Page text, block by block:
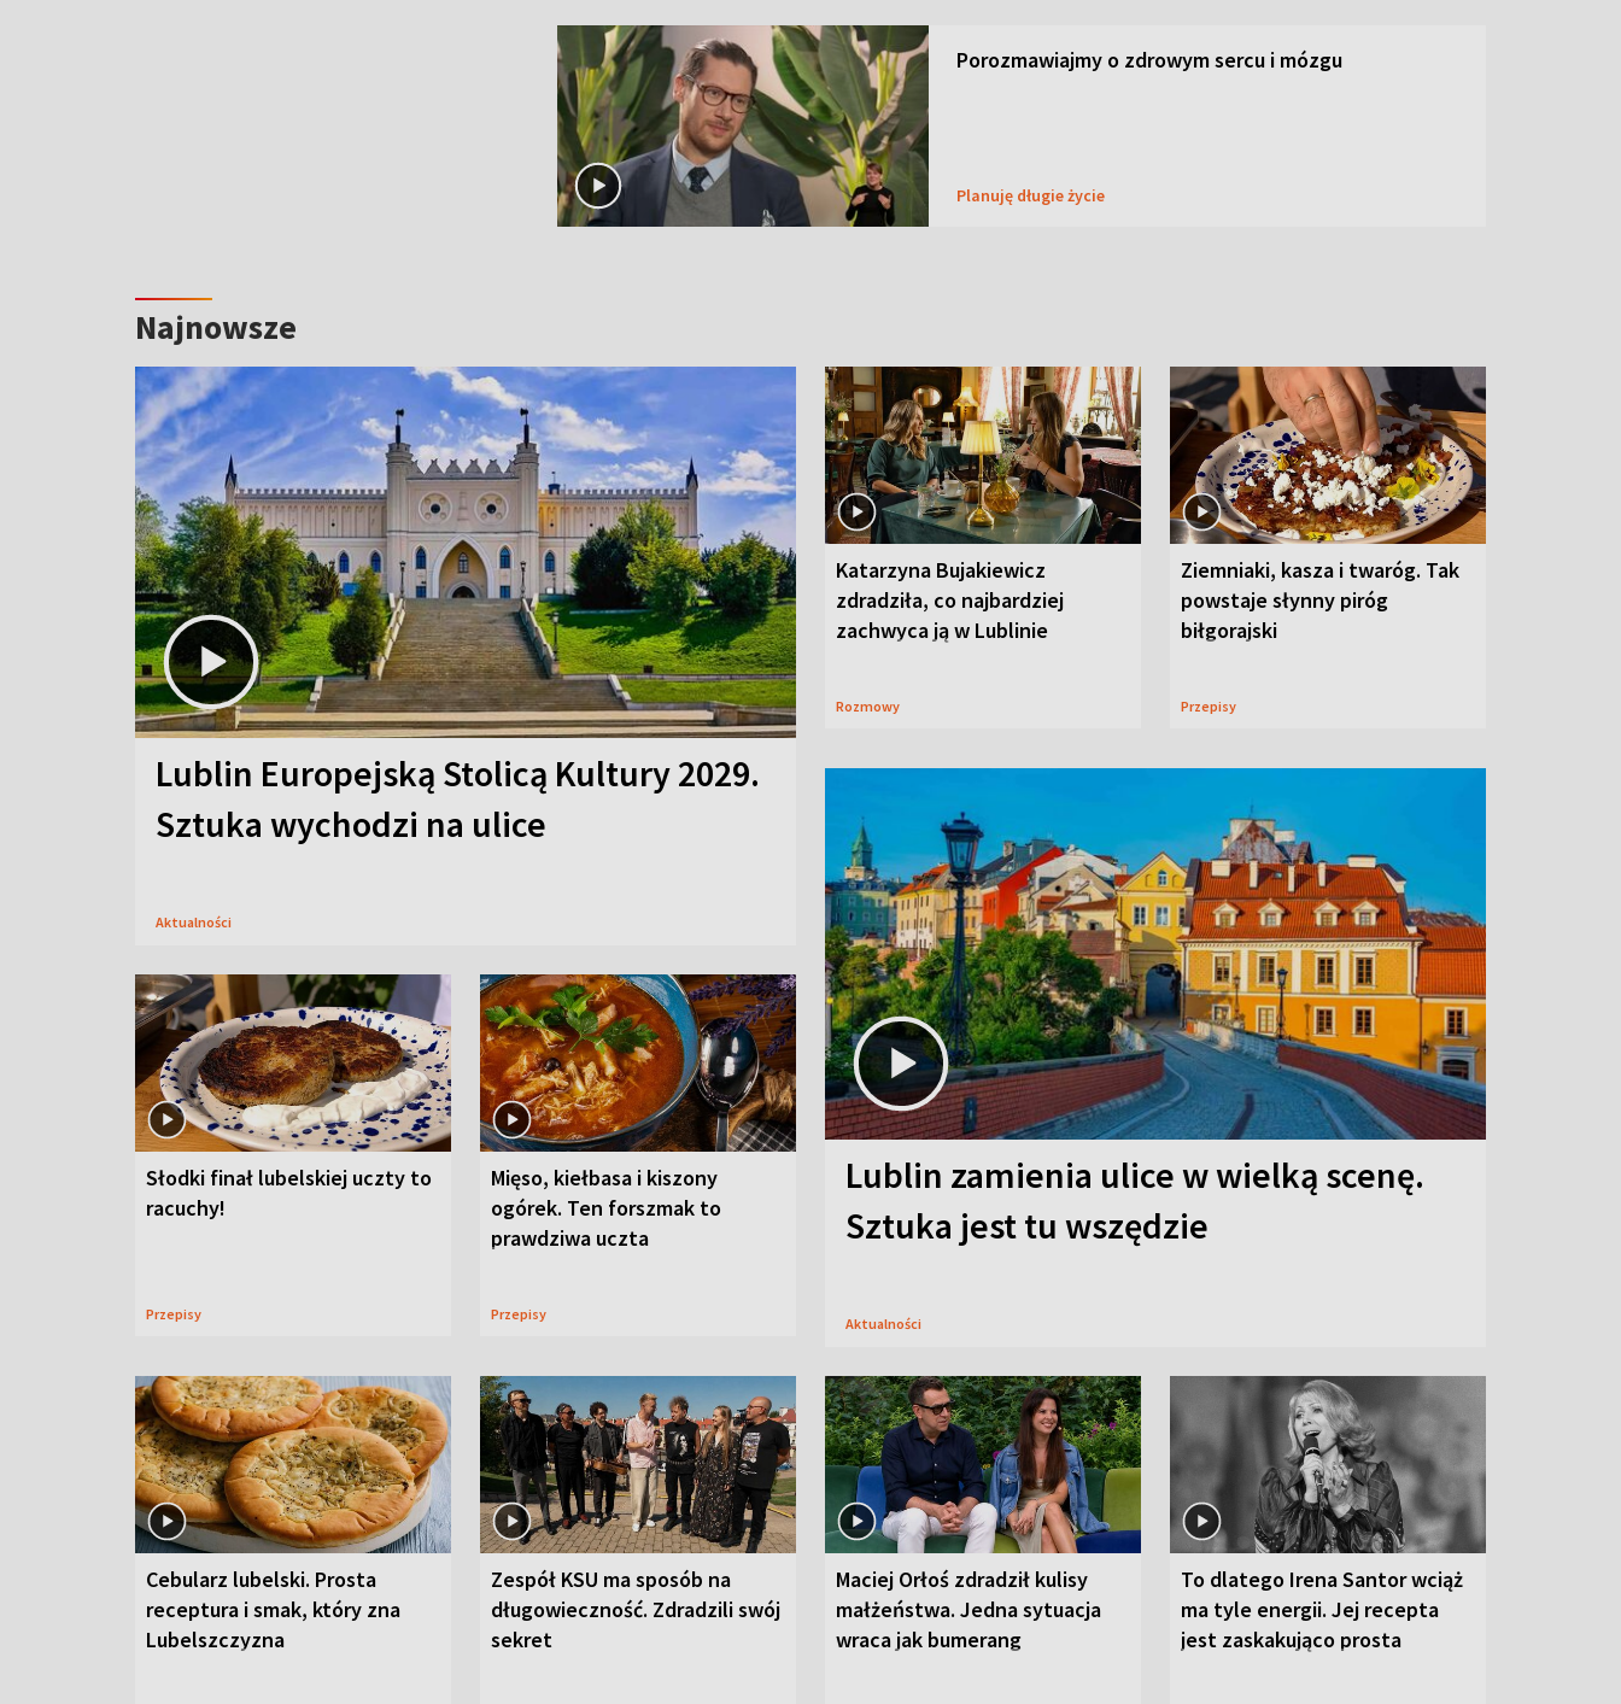
Porozmawiajmy o zdrowym sercu i mózgu
Planuję długie życie
Najnowsze
Lublin Europejską Stolicą Kultury 2029.
Sztuka wychodzi na ulice
Aktualności
Katarzyna Bujakiewicz
zdradziła, co najbardziej
zachwyca ją w Lublinie
Rozmowy
Ziemniaki, kasza i twaróg. Tak
powstaje słynny piróg
biłgorajski
Przepisy
Słodki finał lubelskiej uczty to
racuchy!
Przepisy
Mięso, kiełbasa i kiszony
ogórek. Ten forszmak to
prawdziwa uczta
Przepisy
Lublin zamienia ulice w wielką scenę.
Sztuka jest tu wszędzie
Aktualności
Cebularz lubelski. Prosta
receptura i smak, który zna
Lubelszczyzna
Zespół KSU ma sposób na
długowieczność. Zdradzili swój
sekret
Maciej Orłoś zdradził kulisy
małżeństwa. Jedna sytuacja
wraca jak bumerang
To dlatego Irena Santor wciąż
ma tyle energii. Jej recepta
jest zaskakująco prosta